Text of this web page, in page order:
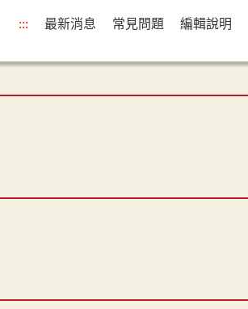
::: 最新消息 常見問題 編輯說明